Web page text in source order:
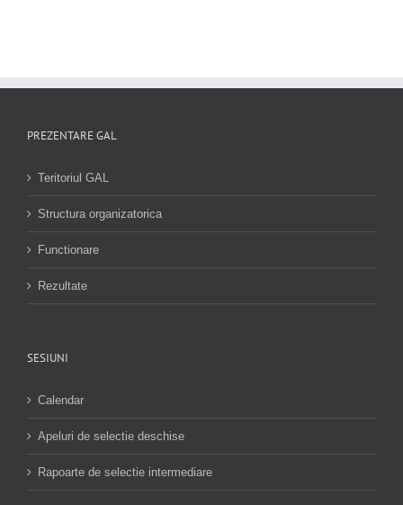
PREZENTARE GAL
Teritoriul GAL
Structura organizatorica
Functionare
Rezultate
SESIUNI
Calendar
Apeluri de selectie deschise
Rapoarte de selectie intermediare